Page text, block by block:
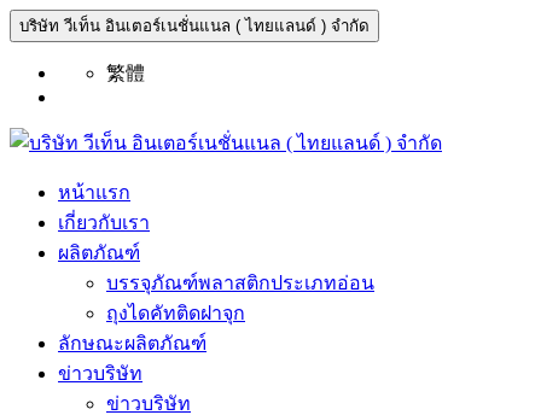
บริษัท วีเท็น อินเตอร์เนชั่นแนล ( ไทยแลนด์ ) จำกัด
繁體
หน้าแรก
เกี่ยวกับเรา
ผลิตภัณฑ์
บรรจุภัณฑ์พลาสติกประเภทอ่อน
ถุงไดคัทติดฝาจุก
ลักษณะผลิตภัณฑ์
ข่าวบริษัท
ข่าวบริษัท